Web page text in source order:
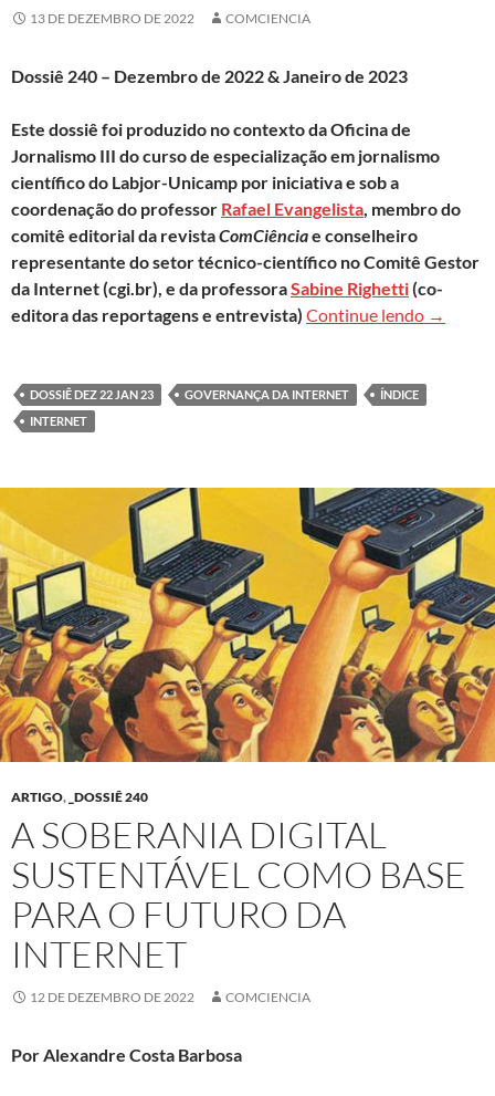
13 DE DEZEMBRO DE 2022 COMCIENCIA
Dossiê 240 – Dezembro de 2022 & Janeiro de 2023
Este dossiê foi produzido no contexto da Oficina de
Jornalismo III do curso de especialização em jornalismo
científico do Labjor-Unicamp por iniciativa e sob a
coordenação do professor Rafael Evangelista, membro do
comitê editorial da revistaComCiênciae conselheiro
representante do setor técnico-científico no Comitê Gestor
da Internet (cgi.br), e da professoraSabine Righetti(co-
editora das reportagens e entrevista) Continue lendo Clique
→
DOSSIÊ DEZ 22 JAN 23 GOVERNANÇA DA INTERNET
ÍNDICE
INTERNET
ARTIGO, _DOSSIÊ 240
A SOBERANIA DIGITAL
SUSTENTÁVEL COMO BASE
PARA O FUTURO DA
INTERNET
12 DE DEZEMBRO DE 2022 COMCIENCIA
Por Alexandre Costa Barbosa